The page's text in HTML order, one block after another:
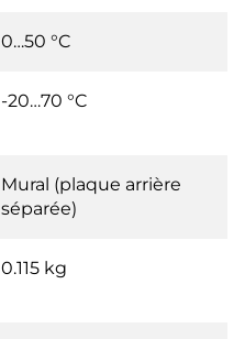
0…50 °C
-20…70 °C
Mural (plaque arrière
séparée)
0.115 kg